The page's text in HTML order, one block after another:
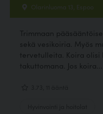
Olarinluoma 13, Espoo
Trimmaan
sekä vesikoiria. Myös
tervetulleita. Koira olisi
takuttomana. Jos koira...